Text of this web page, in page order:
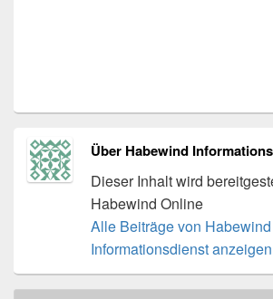
Über Habewind
Dieser Inhalt wird
Habewind Online
Alle Beiträge von Habewind
Informationsdienst anzeigen